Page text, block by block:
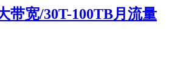
带宽/30T-100TB月流量